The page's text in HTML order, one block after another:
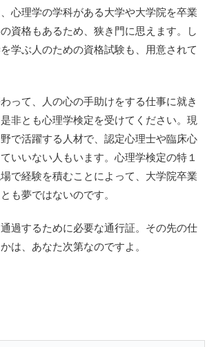
心理学の学科がある大学や大学院を卒業
資格もあるため、狭き門に思えます。し
学ぶ人のための資格試験も、用意されて
って、人の心の手助けをする仕事に就き
非とも心理学検定を受けてください。現
で活躍する人材で、認定心理士や臨床心
いいない人もいます。心理学検定の特１
で経験を積むことによって、大学院卒業
も夢ではないのです。
過するために必要な通行証。その先の仕
は、あなた次第なのですよ。